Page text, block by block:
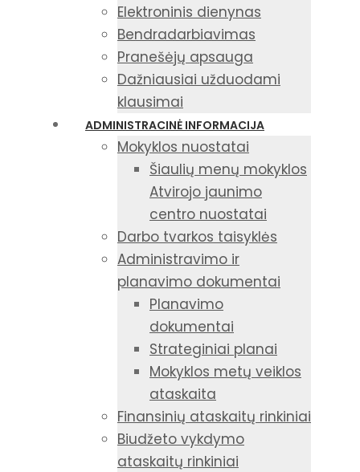
Elektroninis dienynas
Bendradarbiavimas
Pranešėjų apsauga
Dažniausiai užduodami
klausimai
ADMINISTRACINĖ INFORMACIJA
Mokyklos nuostatai
Šiaulių menų mokyklos
Atvirojo jaunimo
centro nuostatai
Darbo tvarkos taisyklės
Administravimo ir
planavimo dokumentai
Planavimo
dokumentai
Strateginiai planai
Mokyklos metų veiklos
ataskaita
Finansinių ataskaitų rinkiniai
Biudžeto vykdymo
ataskaitų rinkiniai